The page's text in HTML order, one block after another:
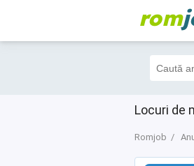
rom
Locuri de
Romjob
Filtre